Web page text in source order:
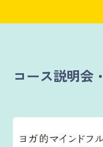
コース説明会